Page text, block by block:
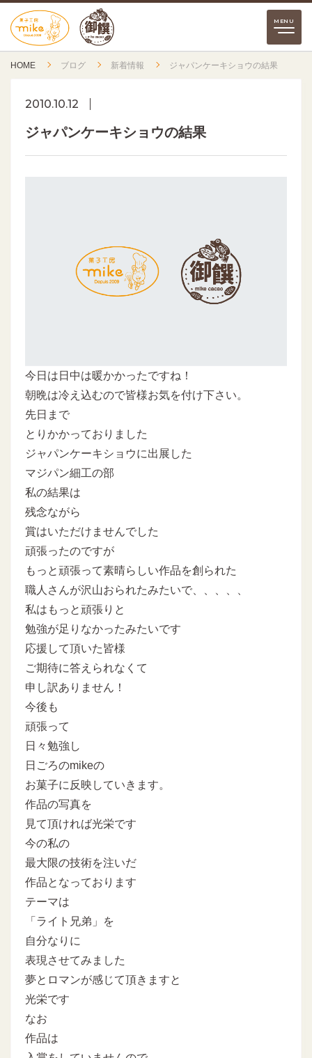
HOME ブログ 新着情報 ジャパンケーキショウの結果
2010.10.12
ジャパンケーキショウの結果
今日は日中は暖かかったですね！
朝晩は冷え込むので皆様お気を付け下さい。
先日まで
とりかかっておりました
ジャパンケーキショウに出展した
マジパン細工の部
私の結果は
残念ながら
賞はいただけませんでした
頑張ったのですが
もっと頑張って素晴らしい作品を創られた
職人さんが沢山おられたみたいで、、、、、
私はもっと頑張りと
勉強が足りなかったみたいです
応援して頂いた皆様
ご期待に答えられなくて
申し訳ありません！
今後も
頑張って
日々勉強し
日ごろのmikeの
お菓子に反映していきます。
作品の写真を
見て頂ければ光栄です
今の私の
最大限の技術を注いだ
作品となっております
テーマは
「ライト兄弟」を
自分なりに
表現させてみました
夢とロマンが感じて頂きますと
光栄です
なお
作品は